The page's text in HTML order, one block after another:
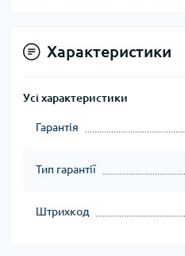
Характеристики
Усі характеристики
Гарантія
Тип гарантії
Штрихкод